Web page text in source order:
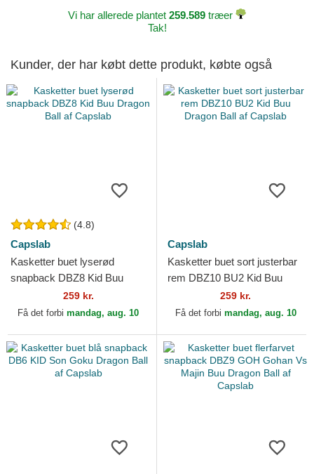
Vi har allerede plantet 259.589 træer
Tak!
Kunder, der har købt dette produkt, købte også
(4.8)
Capslab
Kasketter buet lyserød
snapback DBZ8 Kid Buu
Dragon Ball af Capslab
259 kr.
Få det forbi mandag, aug. 10
Capslab
Kasketter buet sort justerbar
rem DBZ10 BU2 Kid Buu
Dragon Ball af Capslab
259 kr.
Få det forbi mandag, aug. 10